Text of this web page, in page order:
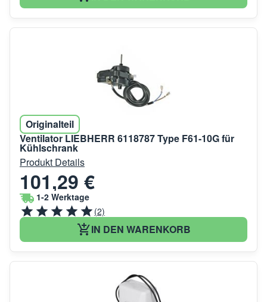
Originalteil
Ventilator LIEBHERR 6118787 Type F61-10G für
Kühlschrank
Produkt Details
101,29 €
1-2 Werktage
(2)
IN DEN WARENKORB